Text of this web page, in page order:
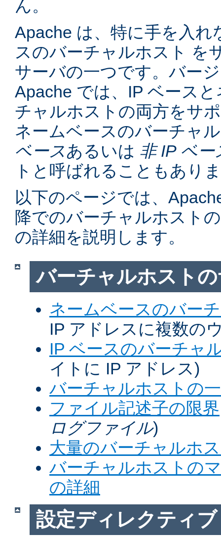
ん。
Apache は、特に手を入れ
スのバーチャルホスト を
サーバの一つです。バー
Apache では、IP ベース
チャルホストの両方をサ
ネームベースのバーチャ
ベースあるいは 非 IP ベー
トと呼ばれることもあり
以下のページでは、
降でのバーチャルホスト
の詳細を説明します。
バーチャルホスト
ネームベースのバー
IP アドレスに複数の
IP ベースのバーチャ
イトに IP アドレス)
バーチャルホストの
ファイル記述子の限界
ログファイル)
大量のバーチャルホ
バーチャルホストの
の詳細
設定ディレクティブ